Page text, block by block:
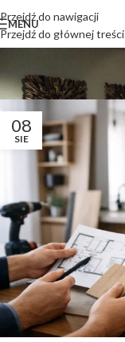
Przejdź do nawigacji
Przejdź do głównej treści
MENU
08
SIE